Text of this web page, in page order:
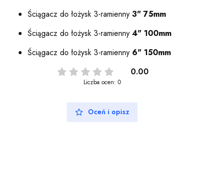
Ściągacz do łożysk 3-ramienny 3" 75mm
Ściągacz do łożysk 3-ramienny 4" 100mm
Ściągacz do łożysk 3-ramienny 6" 150mm
0.00
Liczba ocen: 0
Oceń i opisz